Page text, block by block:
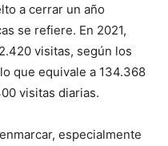
a cerrar un año
se refiere. En 2021,
visitas, según los
que equivale a 134.368
visitas diarias.
especialmente